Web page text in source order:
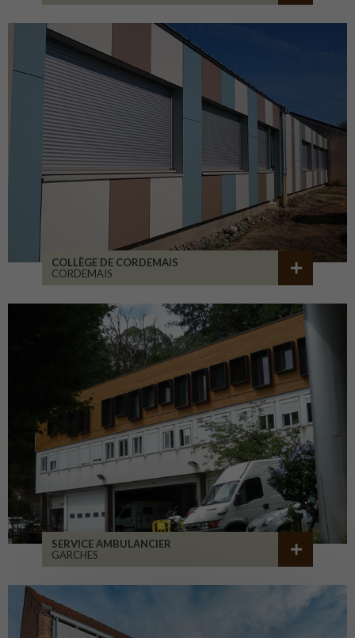
COLLÈGE DE CORDEMAIS
CORDEMAIS
SERVICE AMBULANCIER
GARCHES